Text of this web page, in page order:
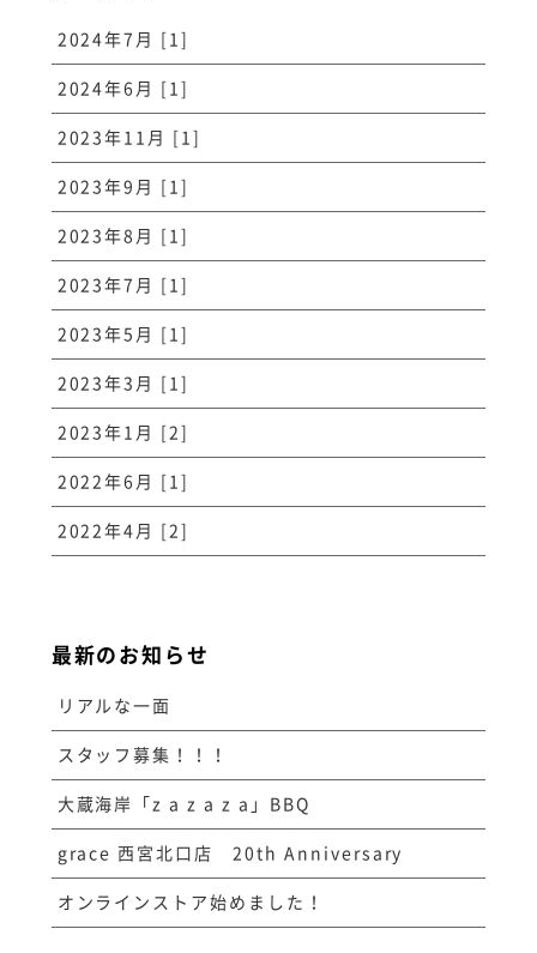
2024年7月 [1]
2024年6月 [1]
2023年11月 [1]
2023年9月 [1]
2023年8月 [1]
2023年7月 [1]
2023年5月 [1]
2023年3月 [1]
2023年1月 [2]
2022年6月 [1]
2022年4月 [2]
最新のお知らせ
リアルな一面
スタッフ募集！！！
大蔵海岸「z a z a z a」BBQ
grace 西宮北口店 20th Anniversary
オンラインストア始めました！